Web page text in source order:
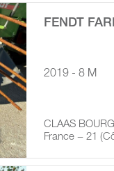
FENDT
2019 - 8 M
CLAAS
France − 21